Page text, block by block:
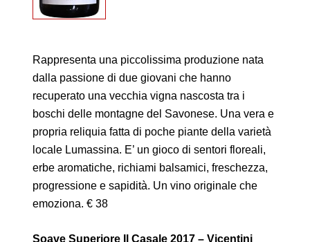
Rappresenta una piccolissima produzione nata
dalla passione di due giovani che hanno
recuperato una vecchia vigna nascosta tra i
boschi delle montagne del Savonese. Una vera e
propria reliquia fatta di poche piante della varietà
locale Lumassina. E’ un gioco di sentori floreali,
erbe aromatiche, richiami balsamici, freschezza,
progressione e sapidità. Un vino originale che
emoziona. € 38
Soave Superiore Il Casale 2017 – Vicentini